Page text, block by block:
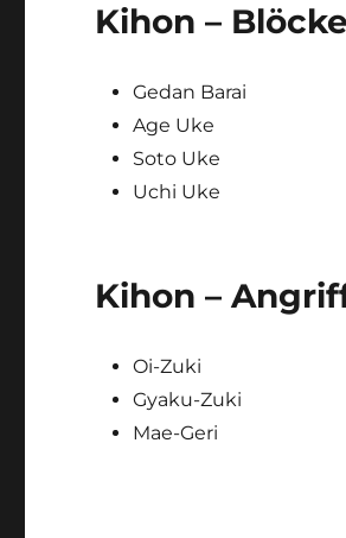
Kihon –
Gedan Barai
Age Uke
Soto Uke
Uchi Uke
Kihon –
Oi-Zuki
Gyaku-Zuki
Mae-Geri